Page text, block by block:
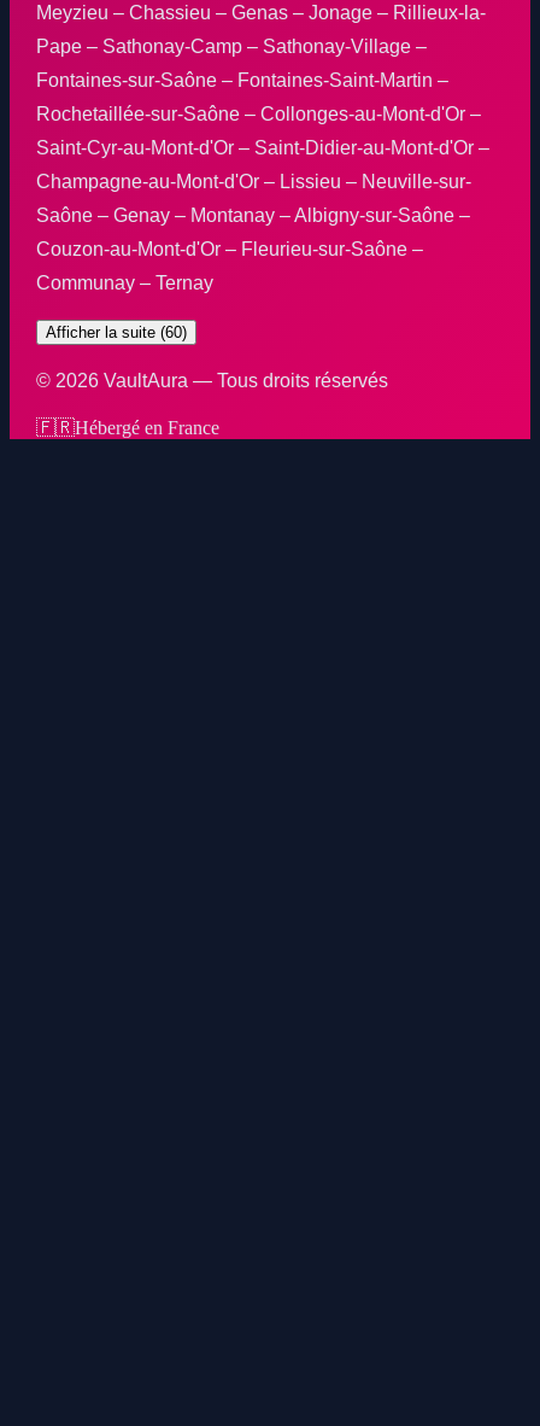
Meyzieu – Chassieu – Genas – Jonage – Rillieux-la-
Pape – Sathonay-Camp – Sathonay-Village –
Fontaines-sur-Saône – Fontaines-Saint-Martin –
Rochetaillée-sur-Saône – Collonges-au-Mont-d'Or –
Saint-Cyr-au-Mont-d'Or – Saint-Didier-au-Mont-d'Or –
Champagne-au-Mont-d'Or – Lissieu – Neuville-sur-
Saône – Genay – Montanay – Albigny-sur-Saône –
Couzon-au-Mont-d'Or – Fleurieu-sur-Saône –
Communay – Ternay
Afficher la suite (60)
© 2026VaultAura — Tous droits réservés
🇫🇷Hébergé en France